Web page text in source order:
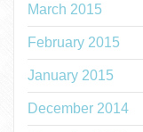
March 2015
February 2015
January 2015
December 2014